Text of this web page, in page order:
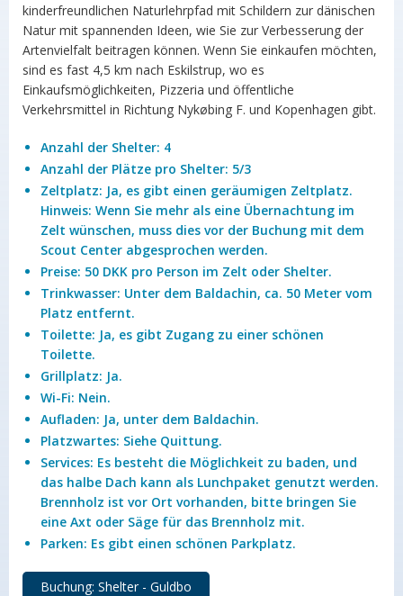
kinderfreundlichen Naturlehrpfad mit Schildern zur dänischen
Natur mit spannenden Ideen, wie Sie zur Verbesserung der
Artenvielfalt beitragen können. Wenn Sie einkaufen möchten,
sind es fast 4,5 km nach Eskilstrup, wo es
Einkaufsmöglichkeiten, Pizzeria und öffentliche
Verkehrsmittel in Richtung Nykøbing F. und Kopenhagen gibt.
Anzahl der Shelter: 4
Anzahl der Plätze pro Shelter: 5/3
Zeltplatz: Ja, es gibt einen geräumigen Zeltplatz.
Hinweis: Wenn Sie mehr als eine Übernachtung im
Zelt wünschen, muss dies vor der Buchung mit dem
Scout Center abgesprochen werden.
Preise: 50 DKK pro Person im Zelt oder Shelter.
Trinkwasser: Unter dem Baldachin, ca. 50 Meter vom
Platz entfernt.
Toilette: Ja, es gibt Zugang zu einer schönen
Toilette.
Grillplatz: Ja.
Wi-Fi: Nein.
Aufladen: Ja, unter dem Baldachin.
Platzwartes: Siehe Quittung.
Services: Es besteht die Möglichkeit zu baden, und
das halbe Dach kann als Lunchpaket genutzt werden.
Brennholz ist vor Ort vorhanden, bitte bringen Sie
eine Axt oder Säge für das Brennholz mit.
Parken: Es gibt einen schönen Parkplatz.
Buchung: Shelter - Guldbo